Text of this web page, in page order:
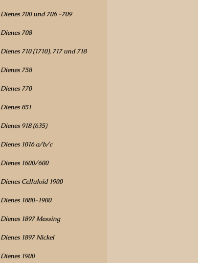
Dienes 700 und 706 -709
Dienes 708
Dienes 710 (1710), 717 und 718
Dienes 758
Dienes 770
Dienes 851
Dienes 918 (635)
Dienes 1016 a/b/c
Dienes 1600/600
Dienes Celluloid 1900
Dienes 1880-1900
Dienes 1897 Messing
Dienes 1897 Nickel
Dienes 1900